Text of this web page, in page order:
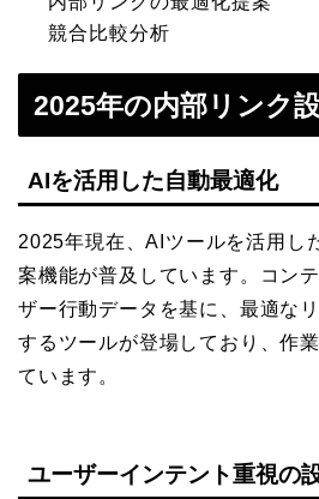
競合比較分析
2025年の内部リンク
AIを活用した自動最適化
2025年現在、AIツールを活用し
案機能が普及しています。コン
ザー行動データを基に、最適な
するツールが登場しており、作
ています。
ユーザーインテント重視の